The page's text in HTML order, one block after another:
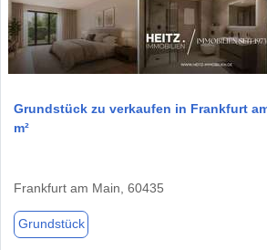
Grundstück zu verkaufen in Frankfurt
m²
Frankfurt am Main, 60435
Grundstück